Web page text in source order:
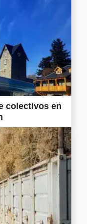
colectivos en